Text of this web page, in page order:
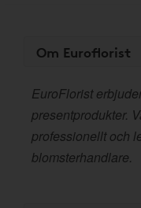
Om Euroflorist
EuroFlorist
presentprodukter.
professionellt och
blomsterhandlare.